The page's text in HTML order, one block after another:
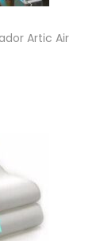
Artic Air